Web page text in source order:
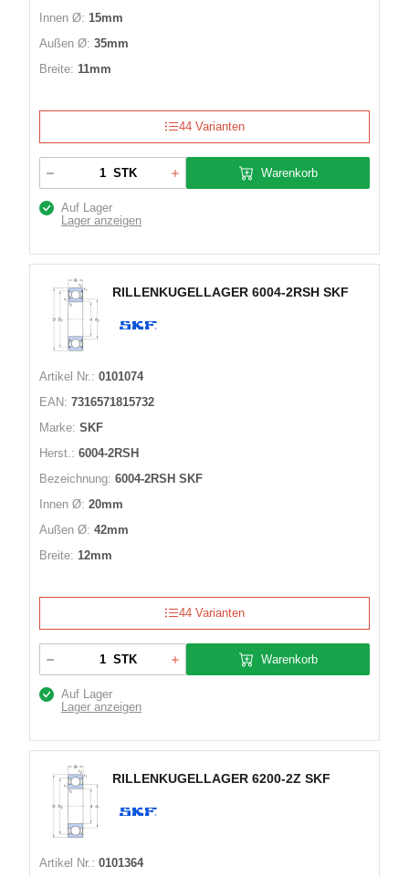
Innen Ø: 15mm
Außen Ø: 35mm
Breite: 11mm
44 Varianten
STK Warenkorb
Auf Lager
Lager anzeigen
RILLENKUGELLAGER 6004-2RSH SKF
Artikel Nr.: 0101074
EAN: 7316571815732
Marke: SKF
Herst.: 6004-2RSH
Bezeichnung: 6004-2RSH SKF
Innen Ø: 20mm
Außen Ø: 42mm
Breite: 12mm
44 Varianten
STK Warenkorb
Auf Lager
Lager anzeigen
RILLENKUGELLAGER 6200-2Z SKF
Artikel Nr.: 0101364